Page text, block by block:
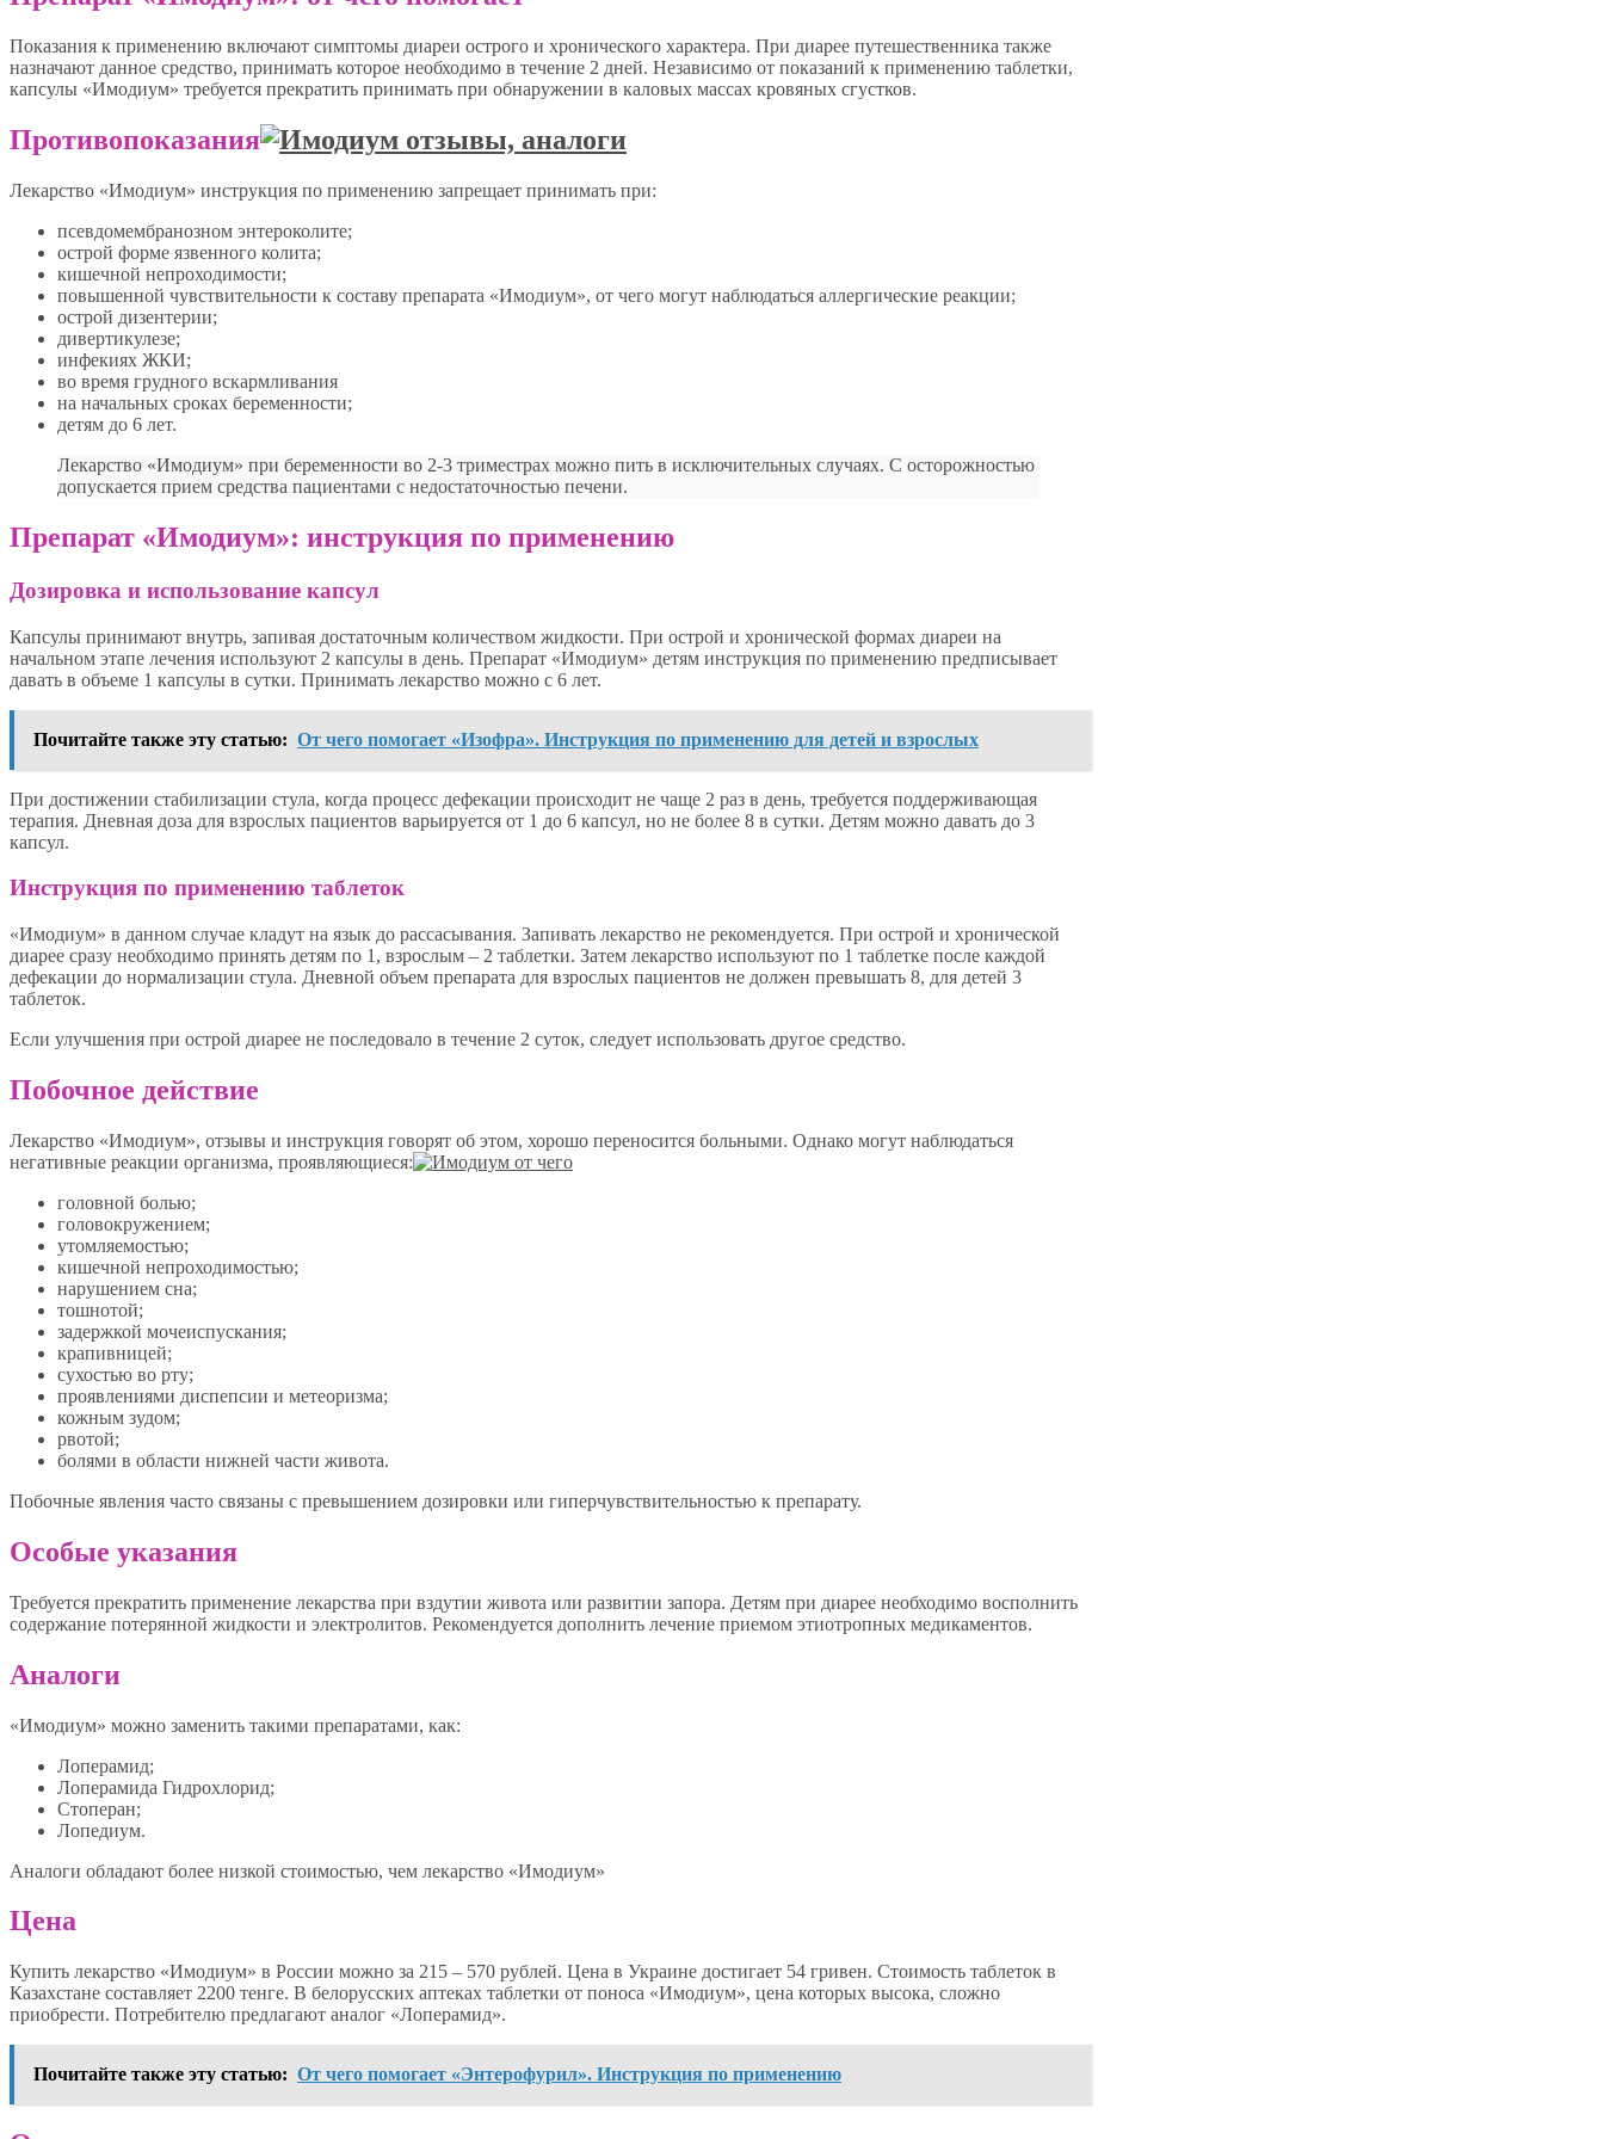
Показания к применению включают симптомы диареи острого и хронического характера. При диарее путешественника также
назначают данное средство, принимать которое необходимо в течение 2 дней. Независимо от показаний к применению таблетки,
капсулы «Имодиум» требуется прекратить принимать при обнаружении в каловых массах кровяных сгустков.
Противопоказания
Лекарство «Имодиум» инструкция по применению запрещает принимать при:
псевдомембранозном энтероколите;
острой форме язвенного колита;
кишечной непроходимости;
повышенной чувствительности к составу препарата «Имодиум», от чего могут наблюдаться аллергические реакции;
острой дизентерии;
дивертикулезе;
инфекиях ЖКИ;
во время грудного вскармливания
на начальных сроках беременности;
детям до 6 лет.
Лекарство «Имодиум» при беременности во 2-3 триместрах можно пить в исключительных случаях. С осторожностью
допускается прием средства пациентами с недостаточностью печени.
Препарат «Имодиум»: инструкция по применению
Дозировка и использование капсул
Капсулы принимают внутрь, запивая достаточным количеством жидкости. При острой и хронической формах диареи на
начальном этапе лечения используют 2 капсулы в день. Препарат «Имодиум» детям инструкция по применению предписывает
давать в объеме 1 капсулы в сутки. Принимать лекарство можно с 6 лет.
Почитайте также эту статью: От чего помогает «Изофра». Инструкция по применению для детей и взрослых
При достижении стабилизации стула, когда процесс дефекации происходит не чаще 2 раз в день, требуется поддерживающая
терапия. Дневная доза для взрослых пациентов варьируется от 1 до 6 капсул, но не более 8 в сутки. Детям можно давать до 3
капсул.
Инструкция по применению таблеток
«Имодиум» в данном случае кладут на язык до рассасывания. Запивать лекарство не рекомендуется. При острой и хронической
диарее сразу необходимо принять детям по 1, взрослым – 2 таблетки. Затем лекарство используют по 1 таблетке после каждой
дефекации до нормализации стула. Дневной объем препарата для взрослых пациентов не должен превышать 8, для детей 3
таблеток.
Если улучшения при острой диарее не последовало в течение 2 суток, следует использовать другое средство.
Побочное действие
Лекарство «Имодиум», отзывы и инструкция говорят об этом, хорошо переносится больными. Однако могут наблюдаться
негативные реакции организма, проявляющиеся:
головной болью;
головокружением;
утомляемостью;
кишечной непроходимостью;
нарушением сна;
тошнотой;
задержкой мочеиспускания;
крапивницей;
сухостью во рту;
проявлениями диспепсии и метеоризма;
кожным зудом;
рвотой;
болями в области нижней части живота.
Побочные явления часто связаны с превышением дозировки или гиперчувствительностью к препарату.
Особые указания
Требуется прекратить применение лекарства при вздутии живота или развитии запора. Детям при диарее необходимо восполнить
содержание потерянной жидкости и электролитов. Рекомендуется дополнить лечение приемом этиотропных медикаментов.
Аналоги
«Имодиум» можно заменить такими препаратами, как:
Лоперамид;
Лоперамида Гидрохлорид;
Стоперан;
Лопедиум.
Аналоги обладают более низкой стоимостью, чем лекарство «Имодиум»
Цена
Купить лекарство «Имодиум» в России можно за 215 – 570 рублей. Цена в Украине достигает 54 гривен. Стоимость таблеток в
Казахстане составляет 2200 тенге. В белорусских аптеках таблетки от поноса «Имодиум», цена которых высока, сложно
приобрести. Потребителю предлагают аналог «Лоперамид».
Почитайте также эту статью: От чего помогает «Энтерофурил». Инструкция по применению